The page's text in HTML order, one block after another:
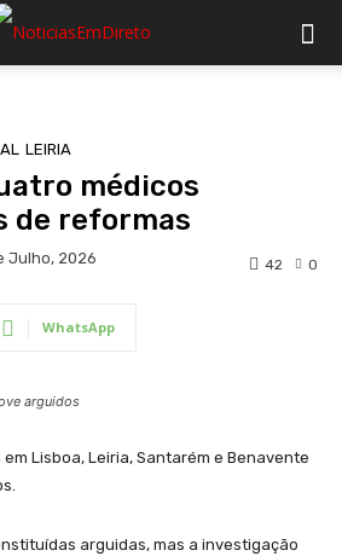
LEIRIA
médicos
de reformas
Julho, 2026 0
42
WhatsApp
arguidos
Lisboa, Leiria, Santarém e Benavente
arguidas, mas a investigação